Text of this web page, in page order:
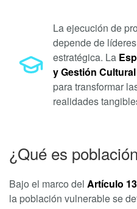
La ejecución de
depende de
estratégica. La
y Gestión Cultural
para transformar
realidades
¿Qué es
Bajo el marco del Artículo 13
la población vulnerable se